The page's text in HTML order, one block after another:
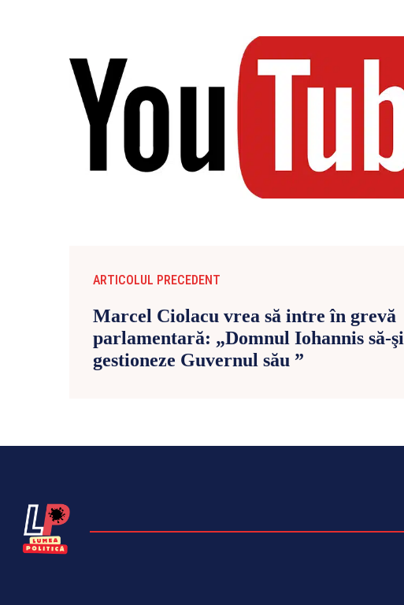
ARTICOLUL PRECEDENT
Marcel Ciolacu vrea să intre în grevă
parlamentară: „Domnul Iohannis să-şi
gestioneze Guvernul său ”